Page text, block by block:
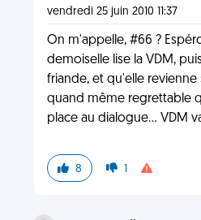
vendredi 25 juin 2010 11:37
On m'appelle, #66 ?
demoiselle lise la VDM,
friande, et qu'elle revienne
quand même regrettable
place au dialogue... VDM
8 1